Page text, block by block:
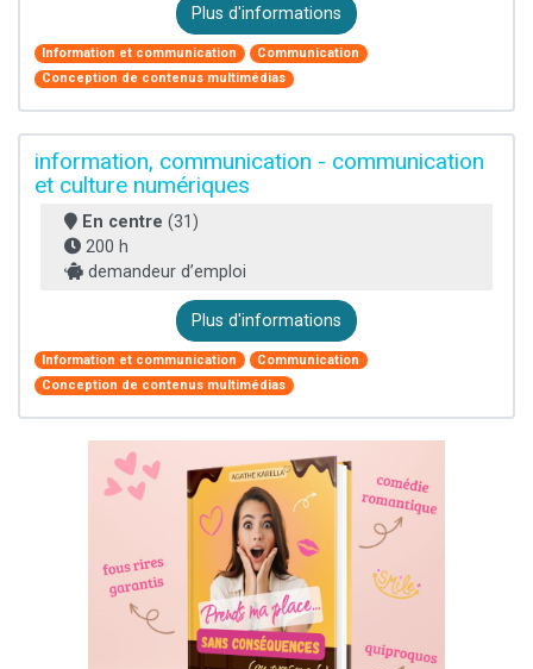
Plus d'informations
Information et communication
Communication
Conception de contenus multimédias
information, communication - communication
et culture numériques
En centre (31)
200 h
demandeur d’emploi
Plus d'informations
Information et communication
Communication
Conception de contenus multimédias